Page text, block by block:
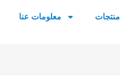
معلومات عنا منتجات